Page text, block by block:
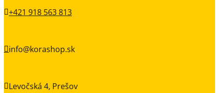
+421 918 563 813
info@korashop.sk
Levočská 4, Prešov